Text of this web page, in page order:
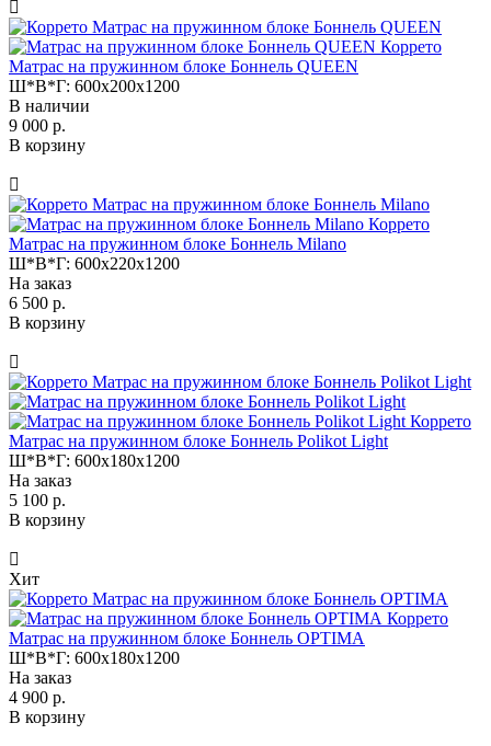
Коррето
Матрас на пружинном блоке Боннель QUEEN
Ш*В*Г: 600x200x1200
В наличии
9 000 р.
В корзину
Коррето
Матрас на пружинном блоке Боннель Milano
Ш*В*Г: 600x220x1200
На заказ
6 500 р.
В корзину
Коррето
Матрас на пружинном блоке Боннель Polikot Light
Ш*В*Г: 600x180x1200
На заказ
5 100 р.
В корзину
Хит
Коррето
Матрас на пружинном блоке Боннель OPTIMA
Ш*В*Г: 600x180x1200
На заказ
4 900 р.
В корзину